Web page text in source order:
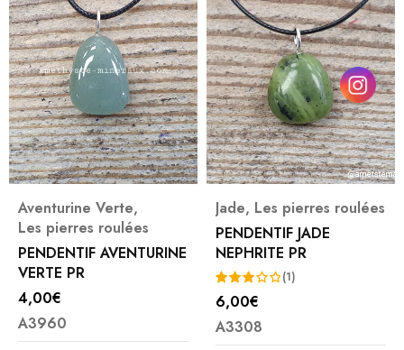
Aventurine Verte,
Les pierres roulées
PENDENTIF AVENTURINE
VERTE PR
4,00€
A3960
Jade, Les pierres roulées
PENDENTIF JADE
NEPHRITE PR
Note
3.00
sur
(1)
6,00€
A3308